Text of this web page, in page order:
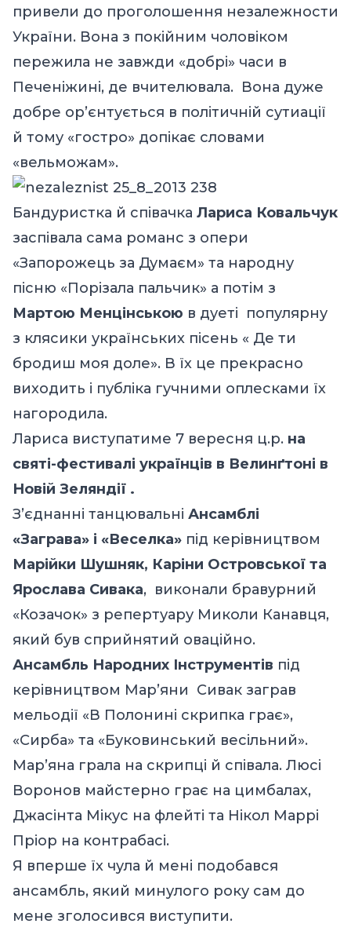
привели до проголошення незалежности
України. Вона з покійним чоловіком
пережила не завжди «добрі» часи в
Печеніжині, де вчителювала. Вона дуже
добре ор’єнтується в політичній сутиації
й тому «гостро» допікає словами
«вельможам».
Бандуристка й співачка Лариса Ковальчук
заспівала сама романс з опери
«Запорожець за Думаєм» та народну
пісню «Порізала пальчик» а потім з
Мартою Менцінською в дуеті популярну
з клясики українських пісень « Де ти
бродиш моя доле». В їх це прекрасно
виходить і публіка гучними оплесками їх
нагородила.
Лариса виступатиме 7 вересня ц.р. на
святі-фестивалі українців в Велинґтоні в
Новій Зеляндії .
З’єднанні танцювальні Ансамблі
«Заграва» і «Веселка» під керівництвом
Марійки Шушняк, Каріни Островської та
Ярослава Сивака, виконали бравурний
«Козачок» з репертуару Миколи Канавця,
який був сприйнятий оваційно.
Ансамбль Народних Інструментів під
керівництвом Мар’яни Сивак заграв
мельодії «В Полонині скрипка грає»,
«Сирба» та «Буковинський весільний».
Мар’яна грала на скрипці й співала. Люсі
Воронов майстерно грає на цимбалах,
Джасінта Мікус на флейті та Нікол Маррі
Пріор на контрабасі.
Я вперше їх чула й мені подобався
ансамбль, який минулого року сам до
мене зголосився виступити.